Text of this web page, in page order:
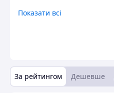
Показати всі
За рейтингом Дешевше